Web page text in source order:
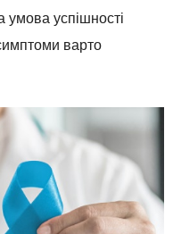
умова успішності
варто